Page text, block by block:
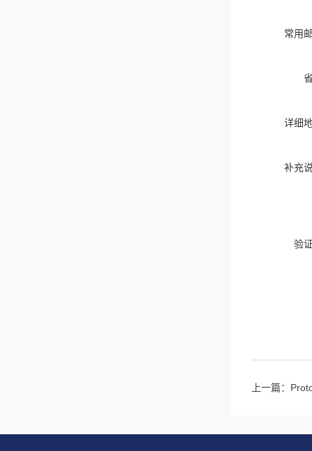
常用
详细
补充
验
上一篇：